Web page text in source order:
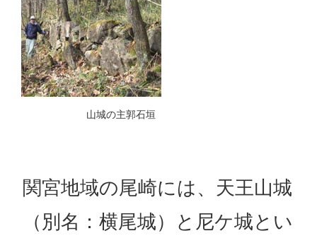
山城の主郭石垣
関宮地域の尾崎には、天王山城
（別名：横尾城）と尼ケ城とい